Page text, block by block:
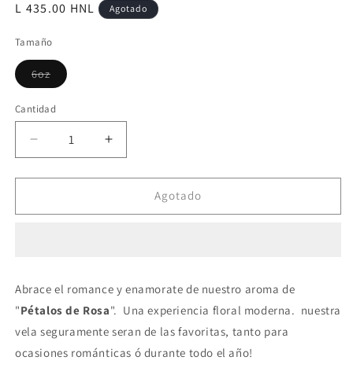
Precio
L 435.00 HNL Agotado
Tamaño
6ozVariante
agotada
no
disponible
Cantidad
Reducir
cantidad
para
Esparciendo
Aumentar
cantidad
para
Esparciendo
Agotado
Abrace el romance y enamorate de nuestro aroma de
"Pétalos de Rosa". Una experiencia floral moderna. nuestra
vela seguramente seran de las favoritas, tanto para
ocasiones románticas ó durante todo el año!